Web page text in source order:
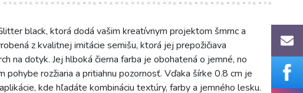
black, ktorá dodá vašim kreatívnym projektom šmrnc a
z kvalitnej imitácie semišu, ktorá jej prepožičiava
na dotyk. Jej hlboká čierna farba je obohatená o jemné, no
pohybe rozžiaria a pritiahnu pozornosť. Vďaka šírke 0.8 cm je
kde hľadáte kombináciu textúry, farby a jemného lesku.